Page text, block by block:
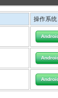
操作系统